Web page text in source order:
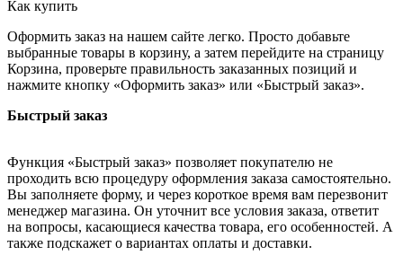
Как купить
Оформить заказ на нашем сайте легко. Просто добавьте
выбранные товары в корзину, а затем перейдите на страницу
Корзина, проверьте правильность заказанных позиций и
нажмите кнопку «Оформить заказ» или «Быстрый заказ».
Быстрый заказ
Функция «Быстрый заказ» позволяет покупателю не
проходить всю процедуру оформления заказа самостоятельно.
Вы заполняете форму, и через короткое время вам перезвонит
менеджер магазина. Он уточнит все условия заказа, ответит
на вопросы, касающиеся качества товара, его особенностей. А
также подскажет о вариантах оплаты и доставки.